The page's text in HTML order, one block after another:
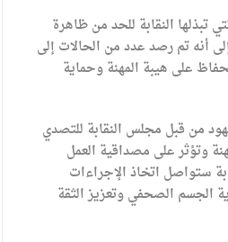
تبذلها النقابة للحد من ظاهرة
أنه تم رصد عدد من الحالات إلى
على هيبة المهنة وحماية
من قبل مجلس النقابة للتصدي
وتؤثر على مصداقية العمل
ستواصل اتخاذ الإجراءات
الجسم الصحفي وتعزيز الثقة